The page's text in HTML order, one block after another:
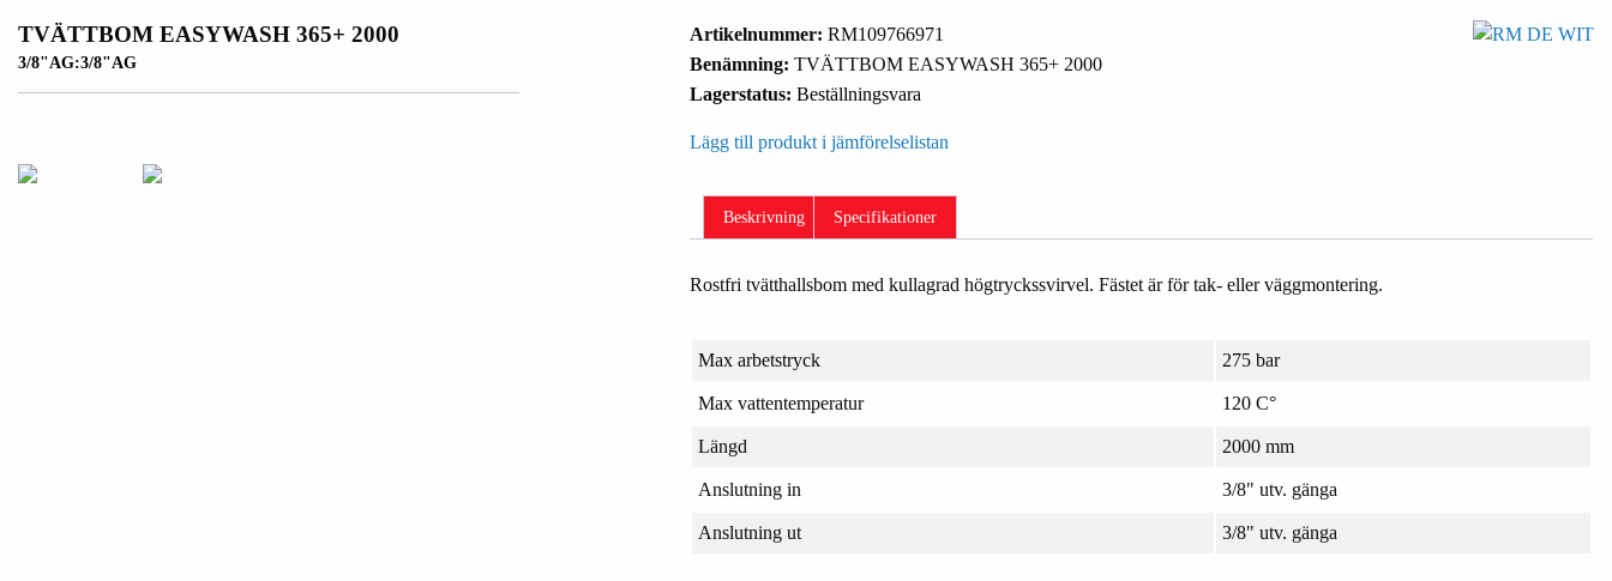
TVÄTTBOM EASYWASH 365+ 2000
3/8"AG:3/8"AG
Artikelnummer: RM109766971
Benämning: TVÄTTBOM EASYWASH 365+ 2000
Lagerstatus: Beställningsvara
Lägg till produkt i jämförelselistan
Beskrivning Specifikationer
Rostfri tvätthallsbom med kullagrad högtryckssvirvel. Fästet är för tak- eller väggmontering.
Max arbetstryck 275 bar
Max vattentemperatur 120 C°
Längd 2000 mm
Anslutning in 3/8" utv. gänga
Anslutning ut 3/8" utv. gänga